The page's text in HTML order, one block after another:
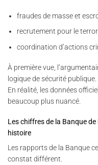
fraudes de masse et
recrutement pour le
coordination d’actions
À première vue,
logique de sécurité publique.
En réalité, les données
beaucoup plus nuancé.
Les chiffres de la Banque
histoire
Les rapports de la Banque
constat différent.